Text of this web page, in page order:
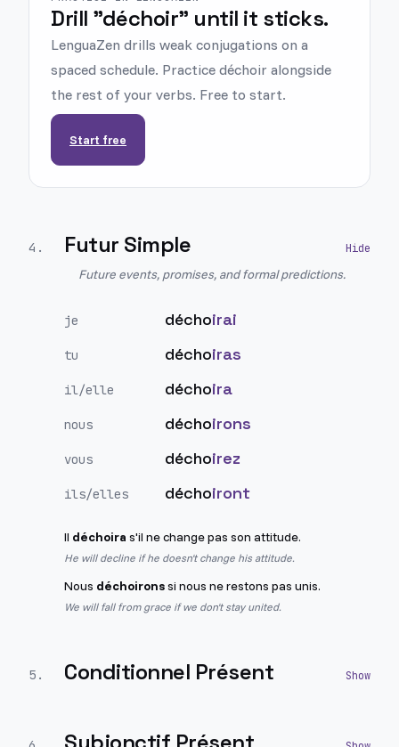
Drill "déchoir" until it sticks.
LenguaZen drills weak conjugations on a
spaced schedule. Practice déchoir alongside
the rest of your verbs. Free to start.
Start free
4 . Futur Simple
Future events, promises, and formal predictions.
je déchoirai
tu déchoiras
il/elle déchoira
nous déchoirons
vous déchoirez
ils/elles déchoiront
Il déchoira s'il ne change pas son attitude.
He will decline if he doesn't change his attitude.
Nous déchoironssi nous ne restons pas unis.
We will fall from grace if we don't stay united.
5 . Conditionnel Présent